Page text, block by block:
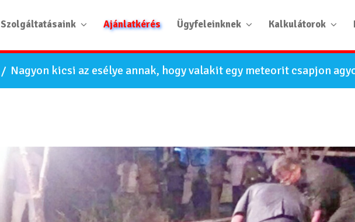
Szolgáltatásaink Ajánlatkérés Ügyfeleinknek Kalkulátorok
/ Nagyon kicsi az esélye annak, hogy valakit egy meteorit csapjon